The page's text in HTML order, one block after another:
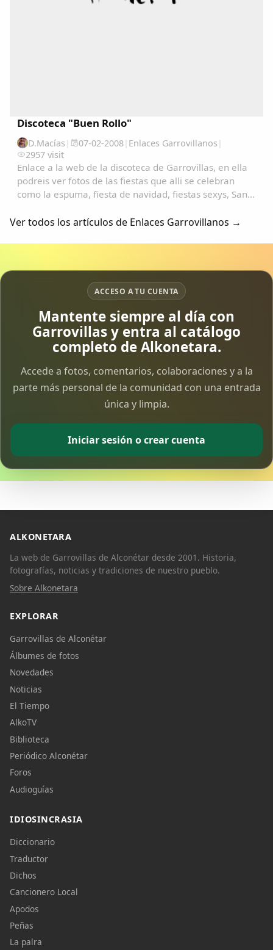
Discoteca "Buen Rollo"
D.Macías | 07-02-2008| Enlaces Garrovillanos |
2957 visit
Enlace a la web de la discoteca de Garrovillas, en ella
podreis ver fotos de las fiestas que alli se celebran
como la espuma, fiesta de navidad, fiestas sexys, San
Ver todos los artículos de Enlaces Garrovillanos →
ACCESO A TU CUENTA
Mantente siempre al día con
Garrovillas y entra al catálogo
completo de Alkonetara.
Accede a fotos, comentarios, colaboraciones y a la
parte más personal de la comunidad con una entrada
única y limpia.
Iniciar sesión o crear cuenta
ALKONETARA
La web de Garrovillas de Alconétar desde 2001. Historia,
fotografías, noticias y tradiciones de nuestro pueblo.
Sobre Alkonetara
EXPLORAR
Garrovillas de Alconétar
Álbumes de fotos
Novedades
Noticias
El Tiempo
AlkoTV
Biblioteca
Periódico Alconétar
Foros
Audioguías
IDIOSINCRASIA
Diccionario
Traductor
Dichos
Cancionero Local
Apodos
Peñas
La palra